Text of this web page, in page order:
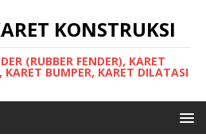
KONSTRUKSI
(RUBBER FENDER), KARET
BUMPER, KARET DILATASI